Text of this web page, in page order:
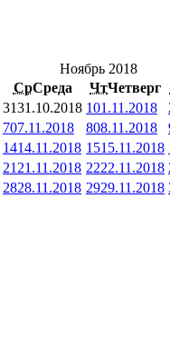
Ноябрь 2018
СрСреда ЧтЧетверг
3131.10.2018 101.11.2018
707.11.2018 808.11.2018
1414.11.2018 1515.11.2018
21 21.11.2018 2222.11.2018
2828.11.2018 2929.11.2018